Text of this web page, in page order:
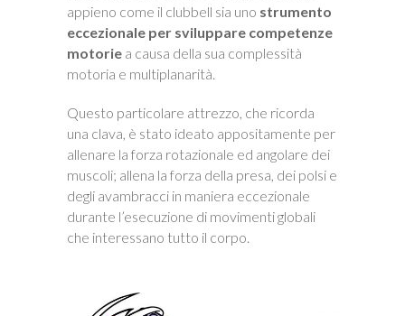
appieno come il clubbell sia uno strumento
eccezionale per sviluppare competenze
motorie a causa della sua complessità
motoria e multiplanarità.
Questo particolare attrezzo, che ricorda
una clava, è stato ideato appositamente per
allenare la forza rotazionale ed angolare dei
muscoli; allena la forza della presa, dei polsi e
degli avambracci in maniera eccezionale
durante l’esecuzione di movimenti globali
che interessano tutto il corpo.